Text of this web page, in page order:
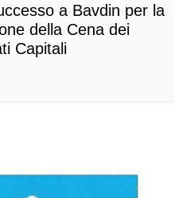
a Bavdin per la
della Cena dei
Capitali